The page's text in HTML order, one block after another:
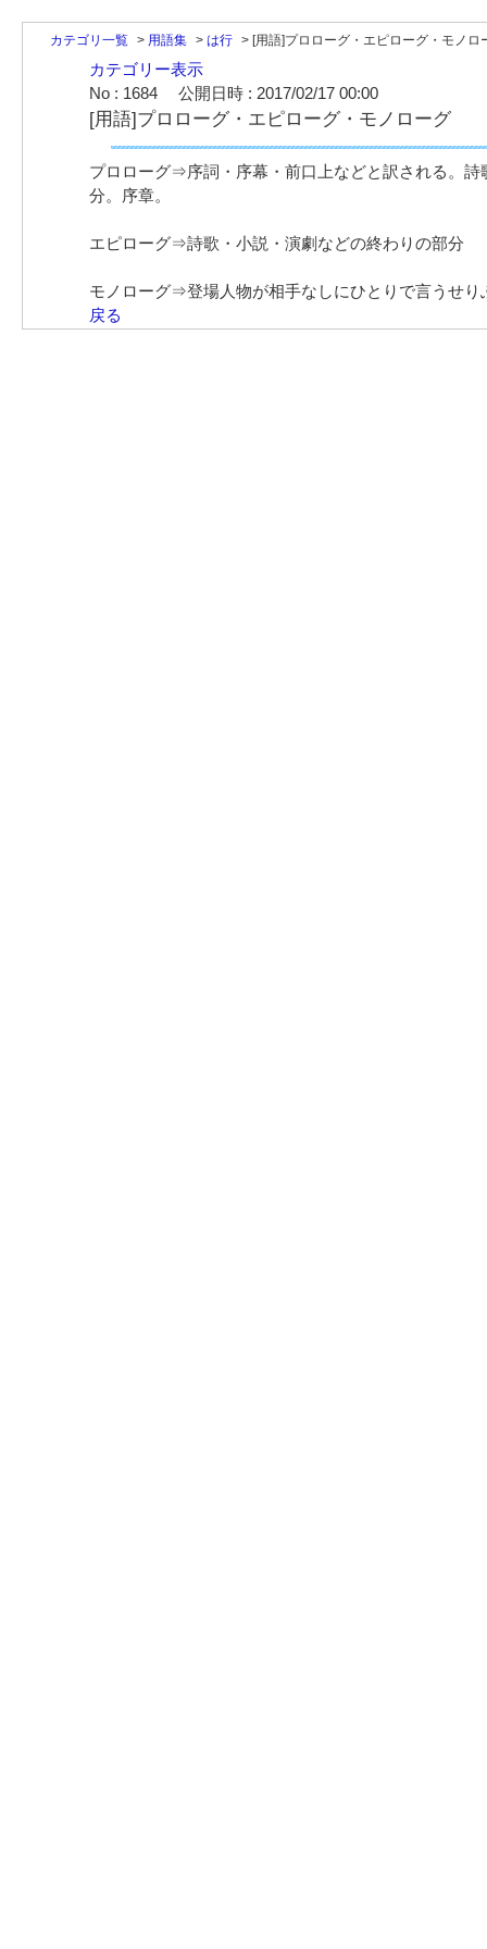
カテゴリ一覧 > 用語集 > は行 > [用語]プロローグ・エピローグ・モノロ
カテゴリー表示
No : 1684
公開日時 : 2017/02/17 00:00
[用語]プロローグ・エピローグ・モノローグ
プロローグ⇒序詞・序幕・前口上などと訳される。
分。序章。
エピローグ⇒詩歌・小説・演劇などの終わりの部分
モノローグ⇒登場人物が相手なしにひとりで言うせ
戻る